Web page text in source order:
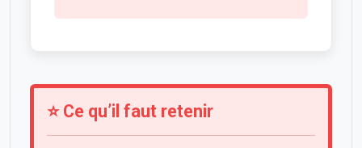
⭐ Ce qu’il faut retenir